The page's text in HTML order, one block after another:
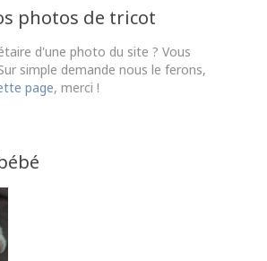
photos de tricot
d'une photo du site ? Vous
simple demande nous le ferons,
page, merci !